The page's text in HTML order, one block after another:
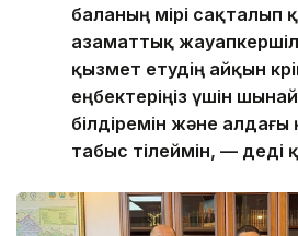
баланың өмірі
азаматтық
қызмет етудің айқын
еңбектеріңіз үшін
білдіремін және алдағы
табыс тілеймін, — деді